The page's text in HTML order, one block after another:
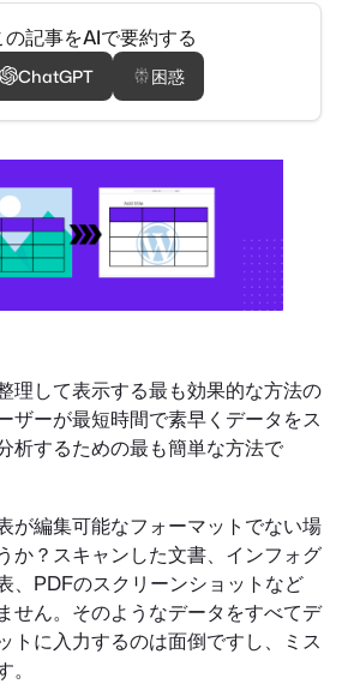
の記事をAIで要約する
ChatGPT 困惑
理して表示する最も効果的な方法の
ザーが最短時間で素早くデータをス
析するための最も簡単な方法で
が編集可能なフォーマットでない場
か？スキャンした文書、インフォグ
、PDFのスクリーンショットなど
せん。そのようなデータをすべてデ
トに入力するのは面倒ですし、ミス